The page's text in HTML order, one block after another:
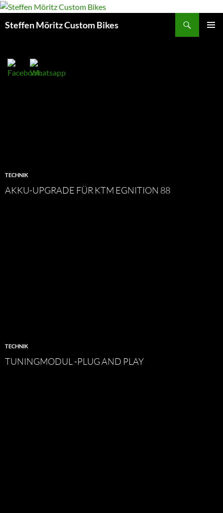
Steffen Möritz Custom Bikes
TECHNIK
AKKU-UPGRADE FÜR KTM EGNITION 88
TECHNIK
TUNINGMODUL -PLUG AND PLAY